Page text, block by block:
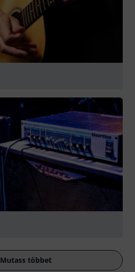
Mutass többet